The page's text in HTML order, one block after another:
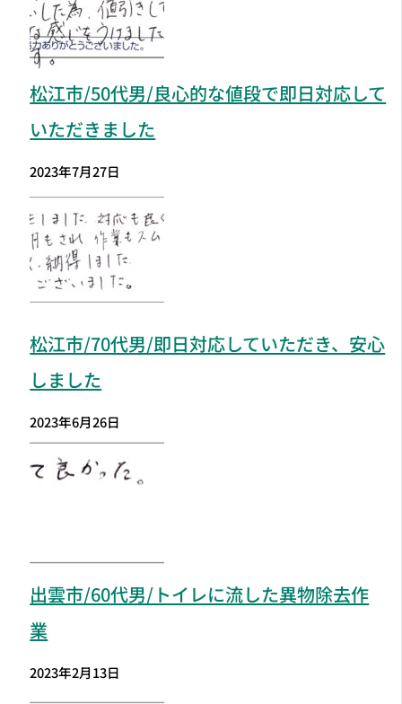
松江市/50代男/良心的な値段で即日対応して
いただきました
2023年7月27日
松江市/70代男/即日対応していただき、安心
しました
2023年6月26日
出雲市/60代男/トイレに流した異物除去作
業
2023年2月13日